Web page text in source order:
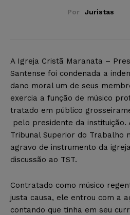
Por Juristas
A Igreja Cristã Maranata –
Santense foi condenada a
dano moral um de seus
exercia a função de músico
tratado em público
pelo presidente da instituição.
Tribunal Superior do Trabalho
agravo de instrumento da
discussão ao TST.
Contratado como músico
justa causa, ele entrou com a
contando que tinha em seu